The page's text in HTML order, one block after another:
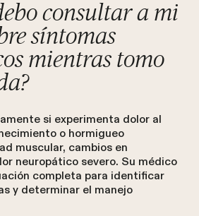
consultar a mi
síntomas
mientras tomo
si experimenta dolor al
o hormigueo
muscular, cambios en
neuropático severo. Su médico
completa para identificar
y determinar el manejo